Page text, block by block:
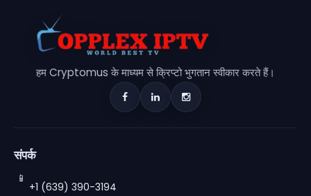
हम Cryptomus के माध्यम से क्रिप्टो भुगतान स्वीकार करते हैं।
संपर्क
📱
+1 (639) 390-3194